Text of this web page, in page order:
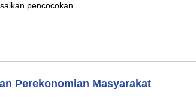
pencocokan…
Perekonomian Masyarakat